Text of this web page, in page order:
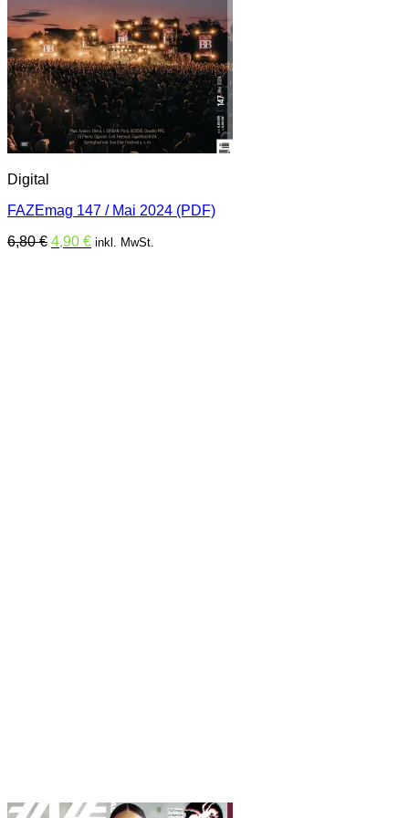
Digital
FAZEmag 147 / Mai 2024 (PDF)
6,80€ Ursprünglicher
4,90 €Aktueller
inkl. MwSt.